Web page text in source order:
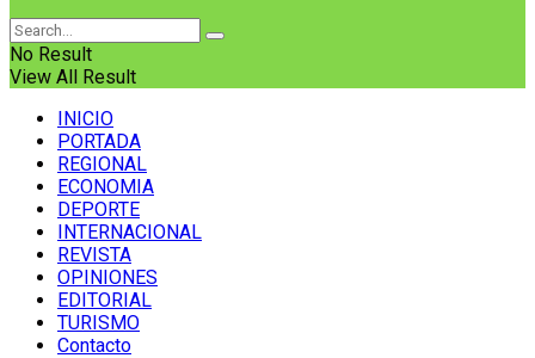
No Result
View All Result
INICIO
PORTADA
REGIONAL
ECONOMIA
DEPORTE
INTERNACIONAL
REVISTA
OPINIONES
EDITORIAL
TURISMO
Contacto